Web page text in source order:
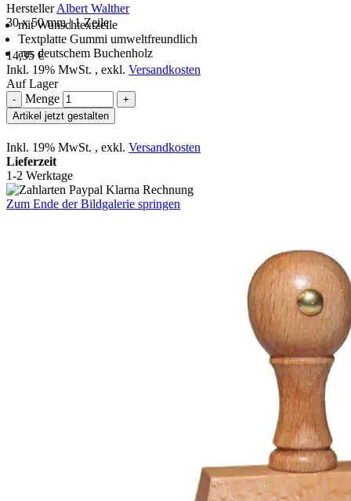
HerstellerAlbert Walther
30 x 50 mm | 1 Zeile
mit Wunschtextzeile
Textplatte Gummi umweltfreundlich
aus deutschem Buchenholz
14,35 €
Inkl. 19% MwSt. , exkl. Versandkosten
Auf Lager
- Menge
+
Artikel jetzt gestalten
Inkl. 19% MwSt. , exkl. Versandkosten
Lieferzeit
1-2 Werktage
Zum Ende der Bildgalerie springen